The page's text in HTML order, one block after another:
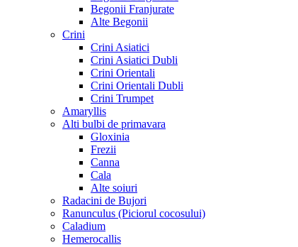
Begonii Franjurate
Alte Begonii
Crini
Crini Asiatici
Crini Asiatici Dubli
Crini Orientali
Crini Orientali Dubli
Crini Trumpet
Amaryllis
Alti bulbi de primavara
Gloxinia
Frezii
Canna
Cala
Alte soiuri
Radacini de Bujori
Ranunculus (Piciorul cocosului)
Caladium
Hemerocallis